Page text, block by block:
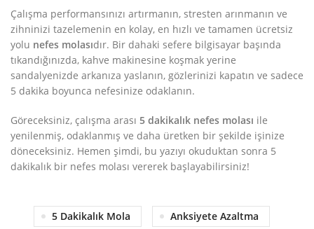
Çalışma performansınızı artırmanın, stresten arınmanın ve
zihninizi tazelemenin en kolay, en hızlı ve tamamen ücretsiz
yolu nefes molasıdır. Bir dahaki sefere bilgisayar başında
tıkandığınızda, kahve makinesine koşmak yerine
sandalyenizde arkanıza yaslanın, gözlerinizi kapatın ve sadece
5 dakika boyunca nefesinize odaklanın.
Göreceksiniz, çalışma arası 5 dakikalık nefes molası ile
yenilenmiş, odaklanmış ve daha üretken bir şekilde işinize
döneceksiniz. Hemen şimdi, bu yazıyı okuduktan sonra 5
dakikalık bir nefes molası vererek başlayabilirsiniz!
5 Dakikalık Mola Anksiyete Azaltma